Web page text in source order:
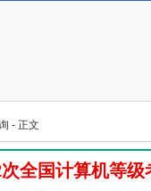
- 正文
全国计算机等